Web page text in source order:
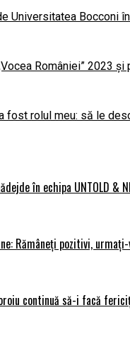
Universitatea Bocconi
României” 2023
fost rolul meu: să le
în echipa UNTOLD &
Rămâneți pozitivi,
continuă să-i facă